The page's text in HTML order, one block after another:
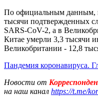
По официальным данным,
тысячи подтвержденных
SARS-CoV-2, а в
Китае умерли 3,3 тысячи
Великобритании - 12,8
Пандемия коронавируса.
Новости от
на наш канал https://t.me/